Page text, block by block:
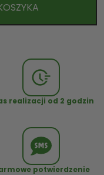
realizacji od 2 godzin
potwierdzenie